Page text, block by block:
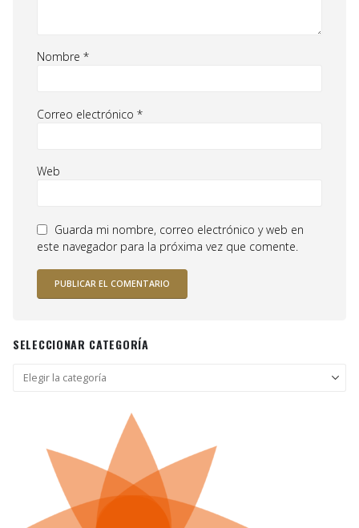
Nombre *
Correo electrónico *
Web
Guarda mi nombre, correo electrónico y web en
este navegador para la próxima vez que comente.
SELECCIONAR CATEGORÍA
Seleccionar
categoría